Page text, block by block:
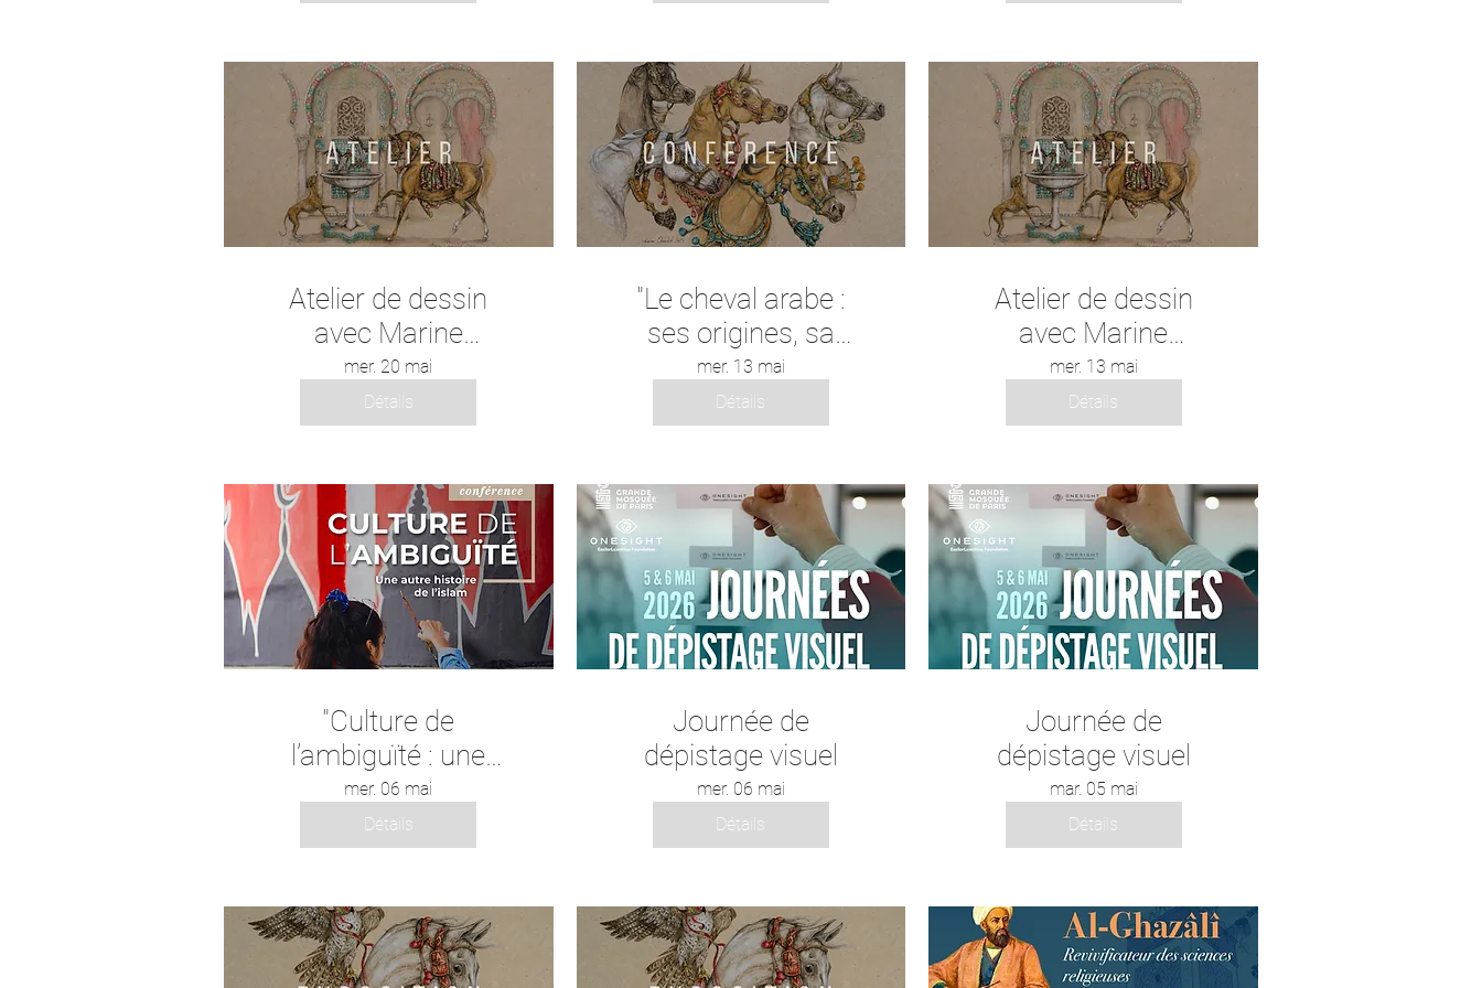
transmises par l’Émir
Atelier de dessin
avec Marine
Oussedik
mer. 20 mai
Détails
"Le cheval arabe :
ses origines, sa
place dans la
tradition musulmane,
son influence
emplois aujourd’hui"
mer. 13 mai
Détails
Atelier de dessin
avec Marine
Oussedik
mer. 13 mai
Détails
"Culture de
l’ambiguïté : une
autre histoire de
l’islam"
mer. 06 mai
Détails
Journée de
dépistage visuel
mer. 06 mai
Détails
Journée de
dépistage visuel
mar. 05 mai
Détails